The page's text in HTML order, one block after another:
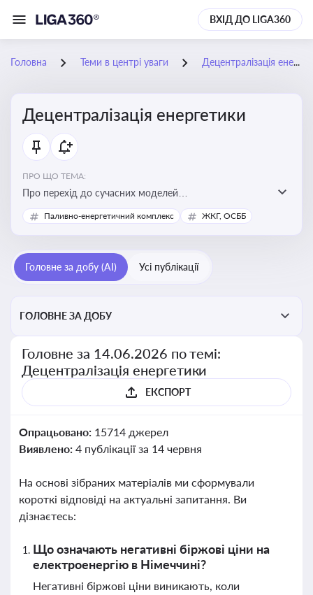
ВХІД ДО LIGA360
Головна Теми в центрі уваги Децентралізація енергетики
Децентралізація енергетики
ПРО ЩО ТЕМА:
Про перехід до сучасних моделей
енергозабезпечення, де виробництво електроенергії
здійснюється ближче до споживача. Це важливо для
втрат при транспортуванні енергії та стимулювання
розвитку відновлюваних джерел
Паливно-енергетичний комплекс ЖКГ, ОСББ
Головне за добу (AI) Усі публікації
ГОЛОВНЕ ЗА ДОБУ
Головне за 14.06.2026 по темі:
Децентралізація енергетики
ЕКСПОРТ
Опрацьовано: 15714 джерел
Виявлено: 4 публікації за 14 червня
На основі зібраних матеріалів ми сформували
короткі відповіді на актуальні запитання. Ви
дізнаєтесь:
Що означають негативні біржові ціни на
електроенергію в Німеччині?
Негативні біржові ціни виникають, коли